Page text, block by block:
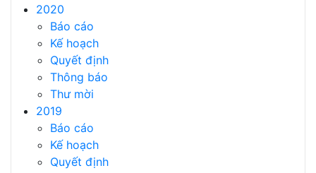
2020
Báo cáo
Kế hoạch
Quyết định
Thông báo
Thư mời
2019
Báo cáo
Kế hoạch
Quyết định